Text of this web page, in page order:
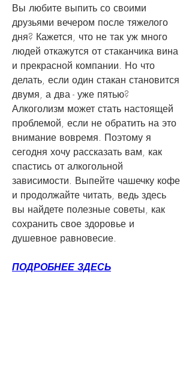
Вы любите выпить со своими
друзьями вечером после тяжелого
дня? Кажется, что не так уж много
людей откажутся от стаканчика вина
и прекрасной компании. Но что
делать, если один стакан становится
двумя, а два - уже пятью?
Алкоголизм может стать настоящей
проблемой, если не обратить на это
внимание вовремя. Поэтому я
сегодня хочу рассказать вам, как
спастись от алкогольной
зависимости. Выпейте чашечку кофе
и продолжайте читать, ведь здесь
вы найдете полезные советы, как
сохранить свое здоровье и
душевное равновесие.
ПОДРОБНЕЕ ЗДЕСЬ